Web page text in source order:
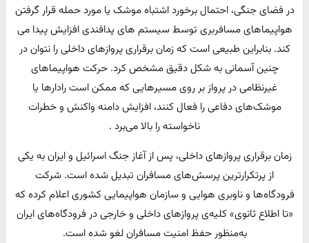
در فضای جنگی، احتمال برخورد اشتباه موشک یا مورد حمله قرار گرفتن
هواپیماهای مسافربری توسط سیستم های پدافندی افزایش پیدا می
کند. بنابراین طبیعی است که زمان برقراری پروازهای داخلی را نتوان در
چنین آسمانی به شکل دقیق مشخص کرد. حرکت هواپیماهای
غیرنظامی در پرواز بر روی مسیرهایی که ممکن است رادارها یا
موشک‌های دفاعی را فعال کنند، افزایش دامنه واکنش و خطرات
ناخواسته را بالا می‌برد .
زمان برقراری پروازهای داخلی، پس از آغاز جنگ اسرائیل و ایران به یکی
از پرتکرارترین پرسش‌های مسافران تبدیل شده است. شرکت
فرودگاه‌ها و ناوبری هوایی و سازمان هواپیمایی کشوری اعلام کرده‌ که
«تا اطلاع ثانوی» کلیه‌ی پروازهای داخلی و خارجی در فرودگاه‌های ایران
به‌منظور حفظ امنیت مسافران لغو شده است.